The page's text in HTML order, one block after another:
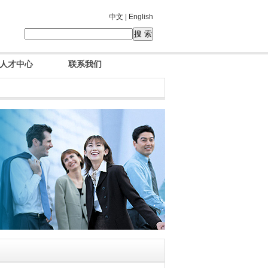
中文 | English
人才中心 联系我们